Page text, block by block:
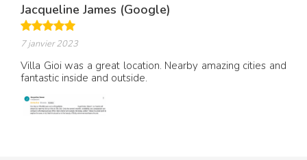
Jacqueline James (Google)
7 janvier 2023
Villa Gioi was a great location. Nearby amazing cities and
fantastic inside and outside.